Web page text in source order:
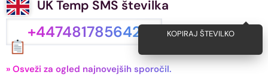
UK Temp SMS številka
+447481785642 KOPIRAJ ŠTEVILKO
» Osveži za ogled najnovejših sporočil.